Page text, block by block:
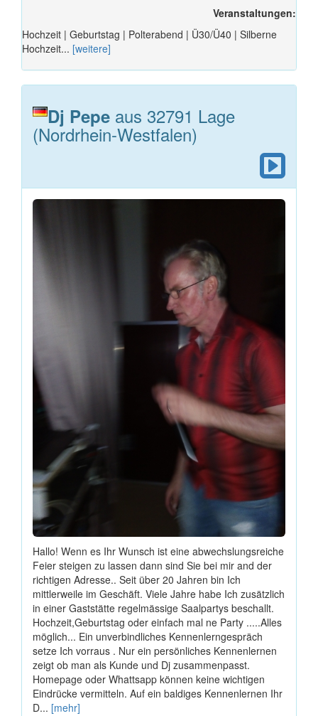
Veranstaltungen:
Hochzeit | Geburtstag | Polterabend | Ü30/Ü40 | Silberne
Hochzeit... [weitere]
Dj Pepe aus 32791 Lage
(Nordrhein-Westfalen)
Hallo! Wenn es Ihr Wunsch ist eine abwechslungsreiche
Feier steigen zu lassen dann sind Sie bei mir and der
richtigen Adresse.. Seit über 20 Jahren bin Ich
mittlerweile im Geschäft. Viele Jahre habe Ich zusätzlich
in einer Gaststätte regelmässige Saalpartys beschallt.
Hochzeit,Geburtstag oder einfach mal ne Party .....Alles
möglich... Ein unverbindliches Kennenlerngespräch
setze Ich vorraus . Nur ein persönliches Kennenlernen
zeigt ob man als Kunde und Dj zusammenpasst.
Homepage oder Whattsapp können keine wichtigen
Eindrücke vermitteln. Auf ein baldiges Kennenlernen Ihr
D... [mehr]